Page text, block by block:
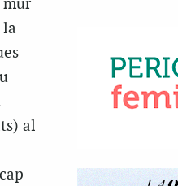
mur
la
al